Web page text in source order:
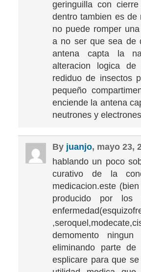
geringuilla con
dentro tambien es de
no puede romper
a no ser que sea de
antena capta la
alteracion logica
rediduo de insectos
pequeño
enciende la antena
neutrones y
By juanjo, mayo 23,
hablando un poco
curativo de la
medicacion.este
producido por los
demomento
eliminando parte
esplicare para que